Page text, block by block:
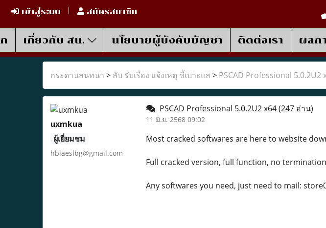
เข้าสู่ระบบ สมัครสมาชิก
เกี่ยวกับ สน. นโยบายผู้บังคับบัญชา ติดต่อเรา ผลก
กระดานสนทนา > ลับ รับเรื่อง แจ้งเหตุ ชี้เบาะแส > PSCAD Professional 5.0.2U2
uxmkua
ผู้เยี่ยมชม
hblaeslbg@gmail.com
PSCAD Professional 5.0.2U2 x64(247 อ่าน)
11 มิ.ย. 2568 09:02
Most cracked softwares are here to website
Full cracked version, full function, no
Any softwares you need, just need to mail: